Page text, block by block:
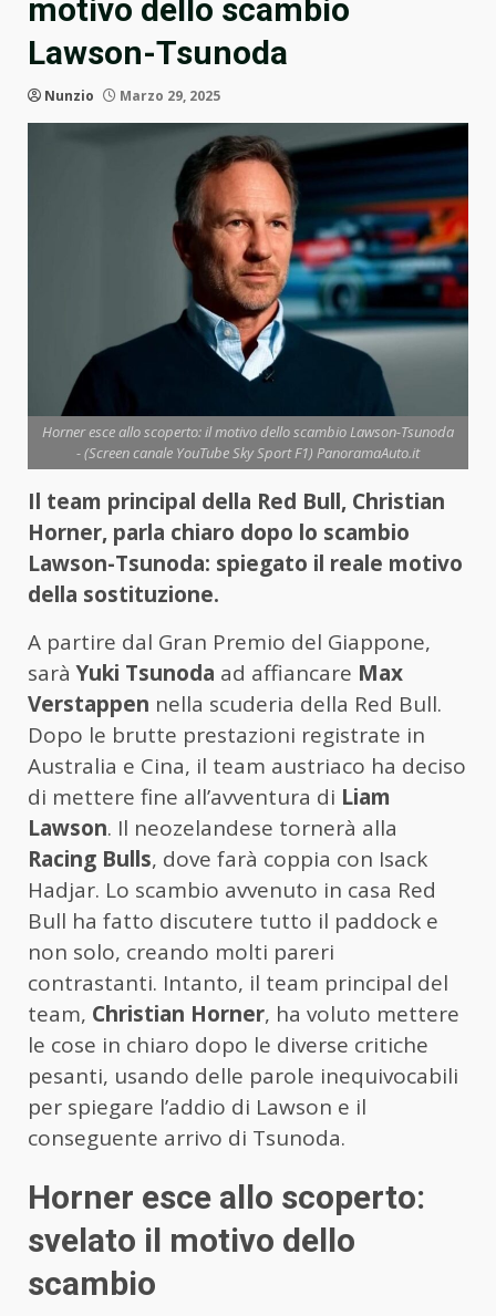
motivo dello scambio
Lawson-Tsunoda
Nunzio Marzo 29, 2025
Horner esce allo scoperto: il motivo dello scambio Lawson-Tsunoda
- (Screen canale YouTube Sky Sport F1) PanoramaAuto.it
Il team principal della Red Bull, Christian
Horner, parla chiaro dopo lo scambio
Lawson-Tsunoda: spiegato il reale motivo
della sostituzione.
A partire dal Gran Premio del Giappone,
saràYuki Tsunoda ad affiancare Max
Verstappen nella scuderia della Red Bull.
Dopo le brutte prestazioni registrate in
Australia e Cina, il team austriaco ha deciso
di mettere fine all’avventura di Liam
Lawson. Il neozelandese tornerà alla
Racing Bulls, dove farà coppia con Isack
Hadjar. Lo scambio avvenuto in casa Red
Bull ha fatto discutere tutto il paddock e
non solo, creando molti pareri
contrastanti. Intanto, il team principal del
team, Christian Horner, ha voluto mettere
le cose in chiaro dopo le diverse critiche
pesanti, usando delle parole inequivocabili
per spiegare l’addio di Lawson e il
conseguente arrivo di Tsunoda.
Horner esce allo scoperto:
svelato il motivo dello
scambio